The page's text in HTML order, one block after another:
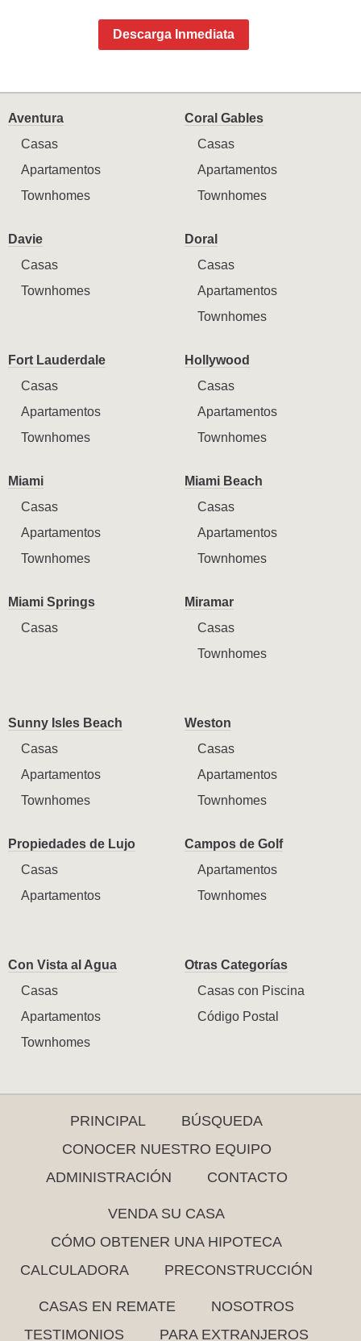
Descarga Inmediata
Aventura
Casas
Apartamentos
Townhomes
Coral Gables
Casas
Apartamentos
Townhomes
Davie
Casas
Townhomes
Doral
Casas
Apartamentos
Townhomes
Fort Lauderdale
Casas
Apartamentos
Townhomes
Hollywood
Casas
Apartamentos
Townhomes
Miami
Casas
Apartamentos
Townhomes
Miami Beach
Casas
Apartamentos
Townhomes
Miami Springs
Casas
Miramar
Casas
Townhomes
Sunny Isles Beach
Casas
Apartamentos
Townhomes
Weston
Casas
Apartamentos
Townhomes
Propiedades de Lujo
Casas
Apartamentos
Campos de Golf
Apartamentos
Townhomes
Con Vista al Agua
Casas
Apartamentos
Townhomes
Otras Categorías
Casas con Piscina
Código Postal
PRINCIPAL
BÚSQUEDA
CONOCER NUESTRO EQUIPO
ADMINISTRACIÓN
CONTACTO
VENDA SU CASA
CÓMO OBTENER UNA HIPOTECA
CALCULADORA
PRECONSTRUCCIÓN
CASAS EN REMATE
NOSOTROS
TESTIMONIOS
PARA EXTRANJEROS